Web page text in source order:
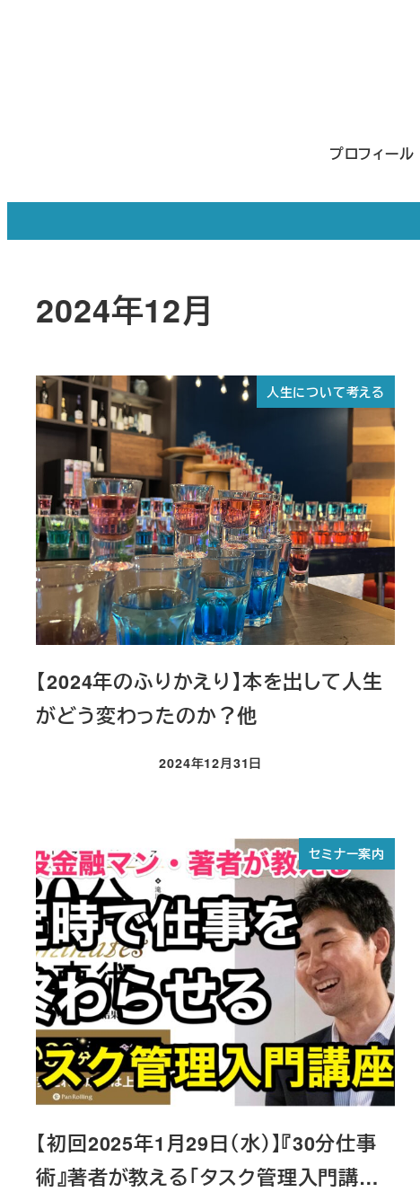
プロフィール
2024年12月
人生について考える
【2024年のふりかえり】本を出して人生
がどう変わったのか？他
投稿日
2024年12月31日
セミナー案内
【初回2025年1月29日（水）】『30分仕事
術』著者が教える「タスク管理入門講…